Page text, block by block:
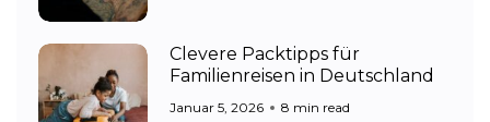
Clevere Packtipps für
Familienreisen in Deutschland
Januar 5, 2026 8 min read